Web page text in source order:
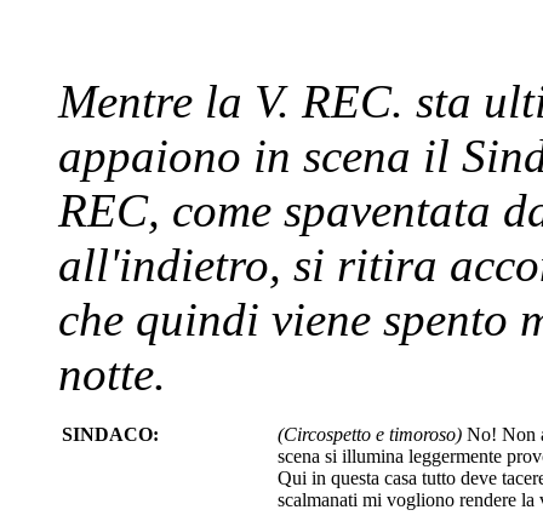
Mentre la V. REC. sta
appaiono in scena il
REC, come spaventata
all'indietro, si ritira
che quindi viene spento
notte.
SINDACO: (Circospetto e timoroso) No! Non
scena si illumina leggermente
Qui in questa casa tutto deve
scalmanati mi vogliono rendere la